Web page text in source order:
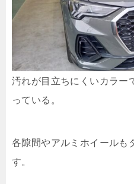
汚れが目立ちにくいカラー
っている。
各隙間やアルミホイールも
す。